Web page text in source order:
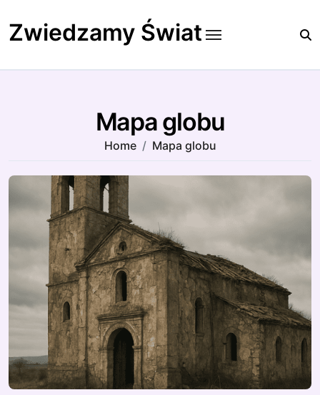
to
content
Zwiedzamy Świat
Mapa globu
Home Mapa globu